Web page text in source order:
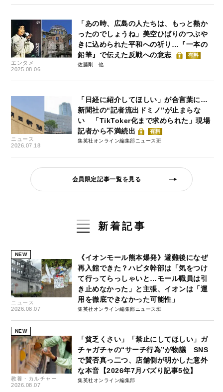
エンタメ
2025.08.06
「あの時、広島の人たちは、もっと熱か
ったのでしょうね」美空ひばりのつぶや
きに込められた平和への祈り…『一本の
鉛筆』で伝えた反戦への意志
有料
佐藤剛
ニュース
2026.07.18
「日経に紹介してほしい」が合言葉に…
新聞社の“記者流出ドミノ”が止まらな
い 「TikToker化まで求められた」現場
記者から不満続出
有料
集英社オンライン編集部ニュース班
会員限定記事一覧を見る
新着記事
NEW
ニュース
2026.08.07
《イオンモール熊本爆発》避難後になぜ
再入館できた？ハビタ幹部は「気をつけ
て行ってらっしゃいと…モール職員は引
き止めなかった」と主張、イオンは「運
用を徹底できなかった可能性」
集英社オンライン編集部ニュース班
NEW
教養・カルチャー
2026.08.07
「貧乏くさい」「禁止にしてほしい」ガ
チャガチャの“サーチ行為”が物議 SNS
で賛否真っ二つ、店舗側が明かした意外
な本音【2026年7月バズり記事5位】
集英社オンライン編集部